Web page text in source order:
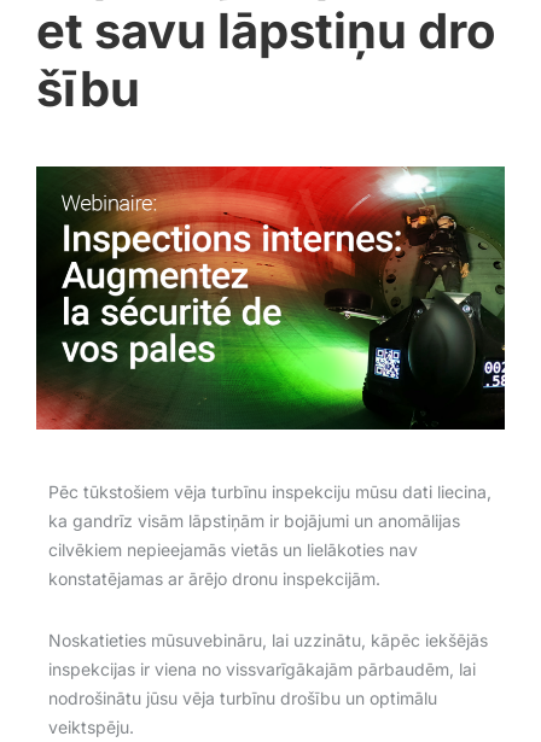
et savu lāpstiņu dro
šību
Pēc tūkstošiem vēja turbīnu inspekciju mūsu dati liecina,
ka gandrīz visām lāpstiņām ir bojājumi un anomālijas
cilvēkiem nepieejamās vietās un lielākoties nav
konstatējamas ar ārējo dronu inspekcijām.
Noskatieties mūsuvebināru, lai uzzinātu, kāpēc iekšējās
inspekcijas ir viena no vissvarīgākajām pārbaudēm, lai
nodrošinātu jūsu vēja turbīnu drošību un optimālu
veiktspēju.